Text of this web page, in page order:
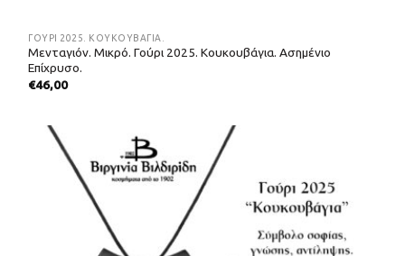
ΓΟΎΡΙ 2025. ΚΟΥΚΟΥΒΆΓΙΑ.
Μενταγιόν. Μικρό. Γούρι 2025. Κουκουβάγια. Ασημένιο
Επίχρυσο.
€46,00